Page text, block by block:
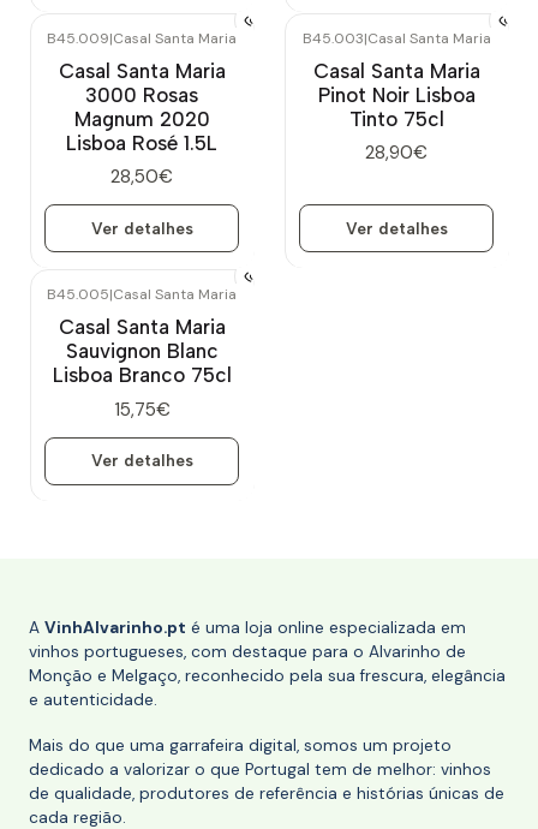
B45.009|Casal Santa Maria
Casal Santa Maria
3000 Rosas
Magnum 2020
Lisboa Rosé 1.5L
28,50€
Ver detalhes
B45.003|Casal Santa Maria
Casal Santa Maria
Pinot Noir Lisboa
Tinto 75cl
28,90€
Ver detalhes
B45.005|Casal Santa Maria
Casal Santa Maria
Sauvignon Blanc
Lisboa Branco 75cl
15,75€
Ver detalhes
A VinhAlvarinho.pt é uma loja online especializada em
vinhos portugueses, com destaque para o Alvarinho de
Monção e Melgaço, reconhecido pela sua frescura, elegância
e autenticidade.
Mais do que uma garrafeira digital, somos um projeto
dedicado a valorizar o que Portugal tem de melhor: vinhos
de qualidade, produtores de referência e histórias únicas de
cada região.